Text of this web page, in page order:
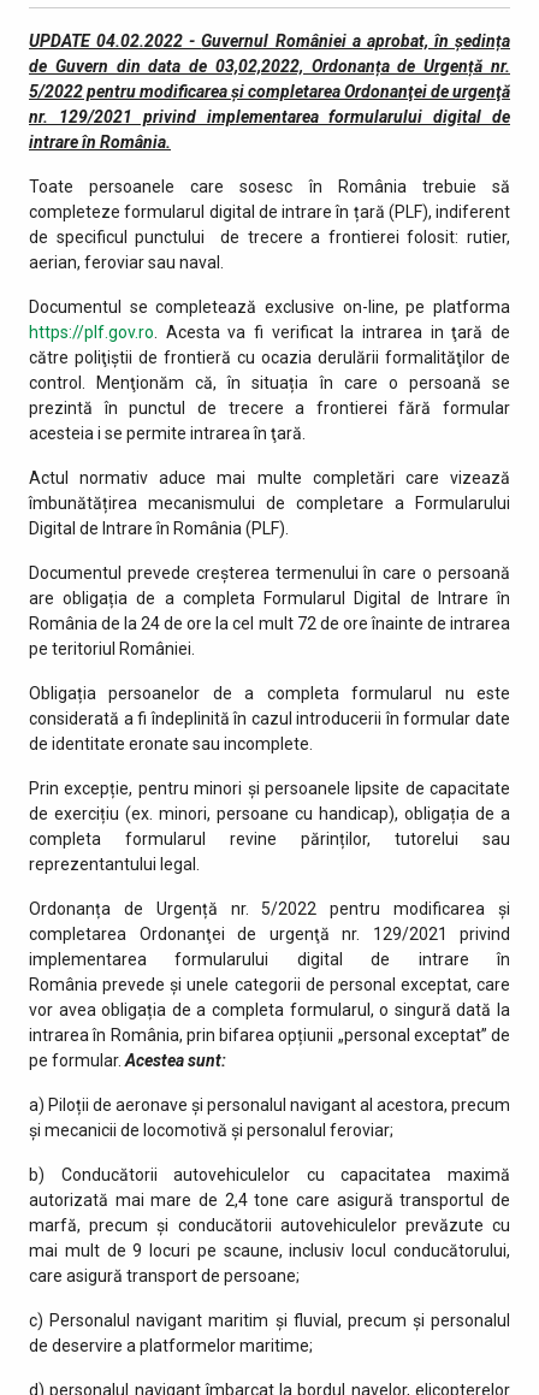
UPDATE 04.02.2022 -Guvernul României a aprobat, în ședința
de Guvern din data de 03,02,2022, Ordonanța de Urgență nr.
5/2022 pentru modificarea și completarea Ordonanţei de urgenţă
nr. 129/2021 privind implementarea formularului digital de
intrare în România.
Toate persoanele care sosesc în România trebuie să
completeze formularul digital de intrare în țară (PLF), indiferent
de specificul punctului de trecere a frontierei folosit: rutier,
aerian, feroviar sau naval.
Documentul se completează exclusive on-line, pe platforma
https://plf.gov.ro . Acesta va fi verificat la intrarea in ţară de
către poliţiştii de frontieră cu ocazia derulării formalităţilor de
control. Menţionăm că, în situația în care o persoană se
prezintă în punctul de trecere a frontierei fără formular
acesteia i se permite intrarea în ţară.
Actul normativ aduce mai multe completări care vizează
îmbunătățirea mecanismului de completare a Formularului
Digital de Intrare în România (PLF).
Documentul prevede creșterea termenului în care o persoană
are obligația de a completa Formularul Digital de Intrare în
România de la 24 de ore la cel mult 72 de ore înainte de intrarea
pe teritoriul României.
Obligația persoanelor de a completa formularul nu este
considerată a fi îndeplinită în cazul introducerii în formular date
de identitate eronate sau incomplete.
Prin excepție, pentru minori și persoanele lipsite de capacitate
de exercițiu (ex. minori, persoane cu handicap), obligația de a
completa formularul revine părinților, tutorelui sau
reprezentantului legal.
Ordonanța de Urgență nr. 5/2022 pentru modificarea și
completarea Ordonanţei de urgenţă nr. 129/2021 privind
implementarea formularului digital de intrare în
România prevede și unele categorii de personal exceptat, care
vor avea obligația de a completa formularul, o singură dată la
intrarea în România, prin bifarea opțiunii „personal exceptat” de
pe formular. Acestea sunt:
a) Piloții de aeronave și personalul navigant al acestora, precum
și mecanicii de locomotivă și personalul feroviar;
b) Conducătorii autovehiculelor cu capacitatea maximă
autorizată mai mare de 2,4 tone care asigură transportul de
marfă, precum și conducătorii autovehiculelor prevăzute cu
mai mult de 9 locuri pe scaune, inclusiv locul conducătorului,
care asigură transport de persoane;
c) Personalul navigant maritim și fluvial, precum și personalul
de deservire a platformelor maritime;
d) personalul navigant îmbarcat la bordul navelor, elicopterelor